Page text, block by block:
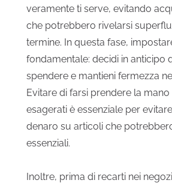
veramente ti serve, evitando
che potrebbero rivelarsi
termine. In questa fase,
fondamentale: decidi in anticipo
spendere e mantieni fermezza
Evitare di farsi prendere la
esagerati è essenziale per
denaro su articoli che
essenziali.
Inoltre, prima di recarti nei